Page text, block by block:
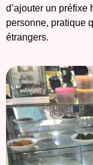
d’ajouter un préfixe
personne, pratique
étrangers.